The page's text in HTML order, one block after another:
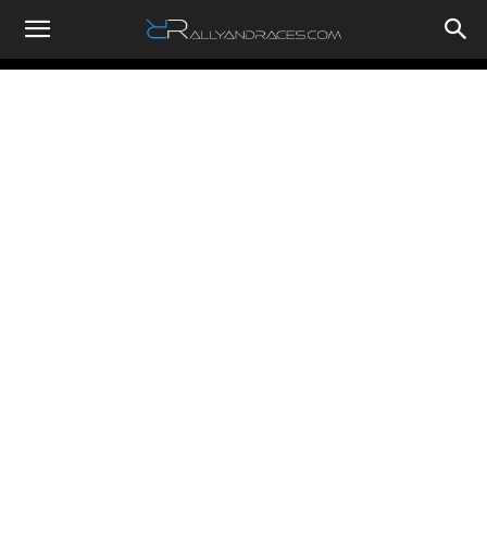
RallyandRaces.com